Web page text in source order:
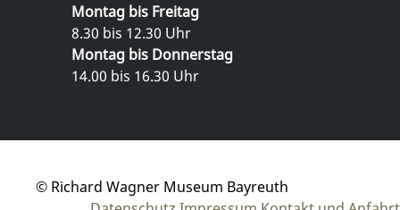
Montag bis Freitag
8.30 bis 12.30 Uhr
Montag bis Donnerstag
14.00 bis 16.30 Uhr
© Richard Wagner Museum Bayreuth